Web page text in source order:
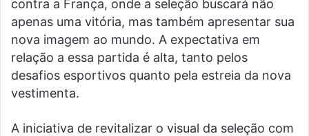
contra a França, onde a seleção buscará não
apenas uma vitória, mas também apresentar sua
nova imagem ao mundo. A expectativa em
relação a essa partida é alta, tanto pelos
desafios esportivos quanto pela estreia da nova
vestimenta.
A iniciativa de revitalizar o visual da seleção com